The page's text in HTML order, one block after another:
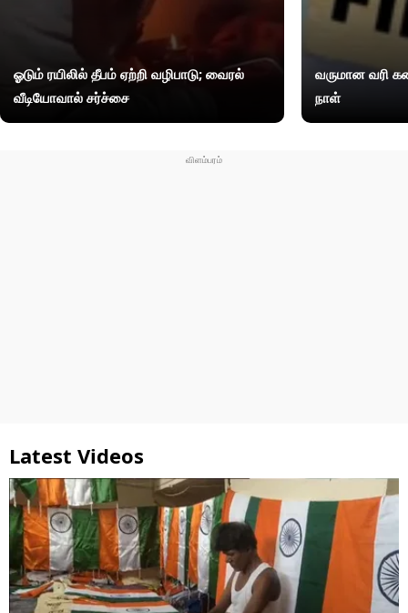
ஓடும் ரயிலில் தீபம் ஏற்றி வழிபாடு; வைரல்
வீடியோவால் சர்ச்சை
வருமான வரி
நாள்
Latest Videos